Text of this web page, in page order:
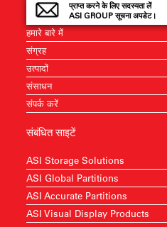
प्राप्त करने के लिए सदस्यता लें
ASI GROUP सूचना अपडेट।
हमारे बारे में
संग्रह
उत्पादों
संसाधन
संपर्क करें
संबंधित साइटें
ASI Storage Solutions
ASI Global Partitions
ASI Accurate Partitions
ASI Visual Display Products